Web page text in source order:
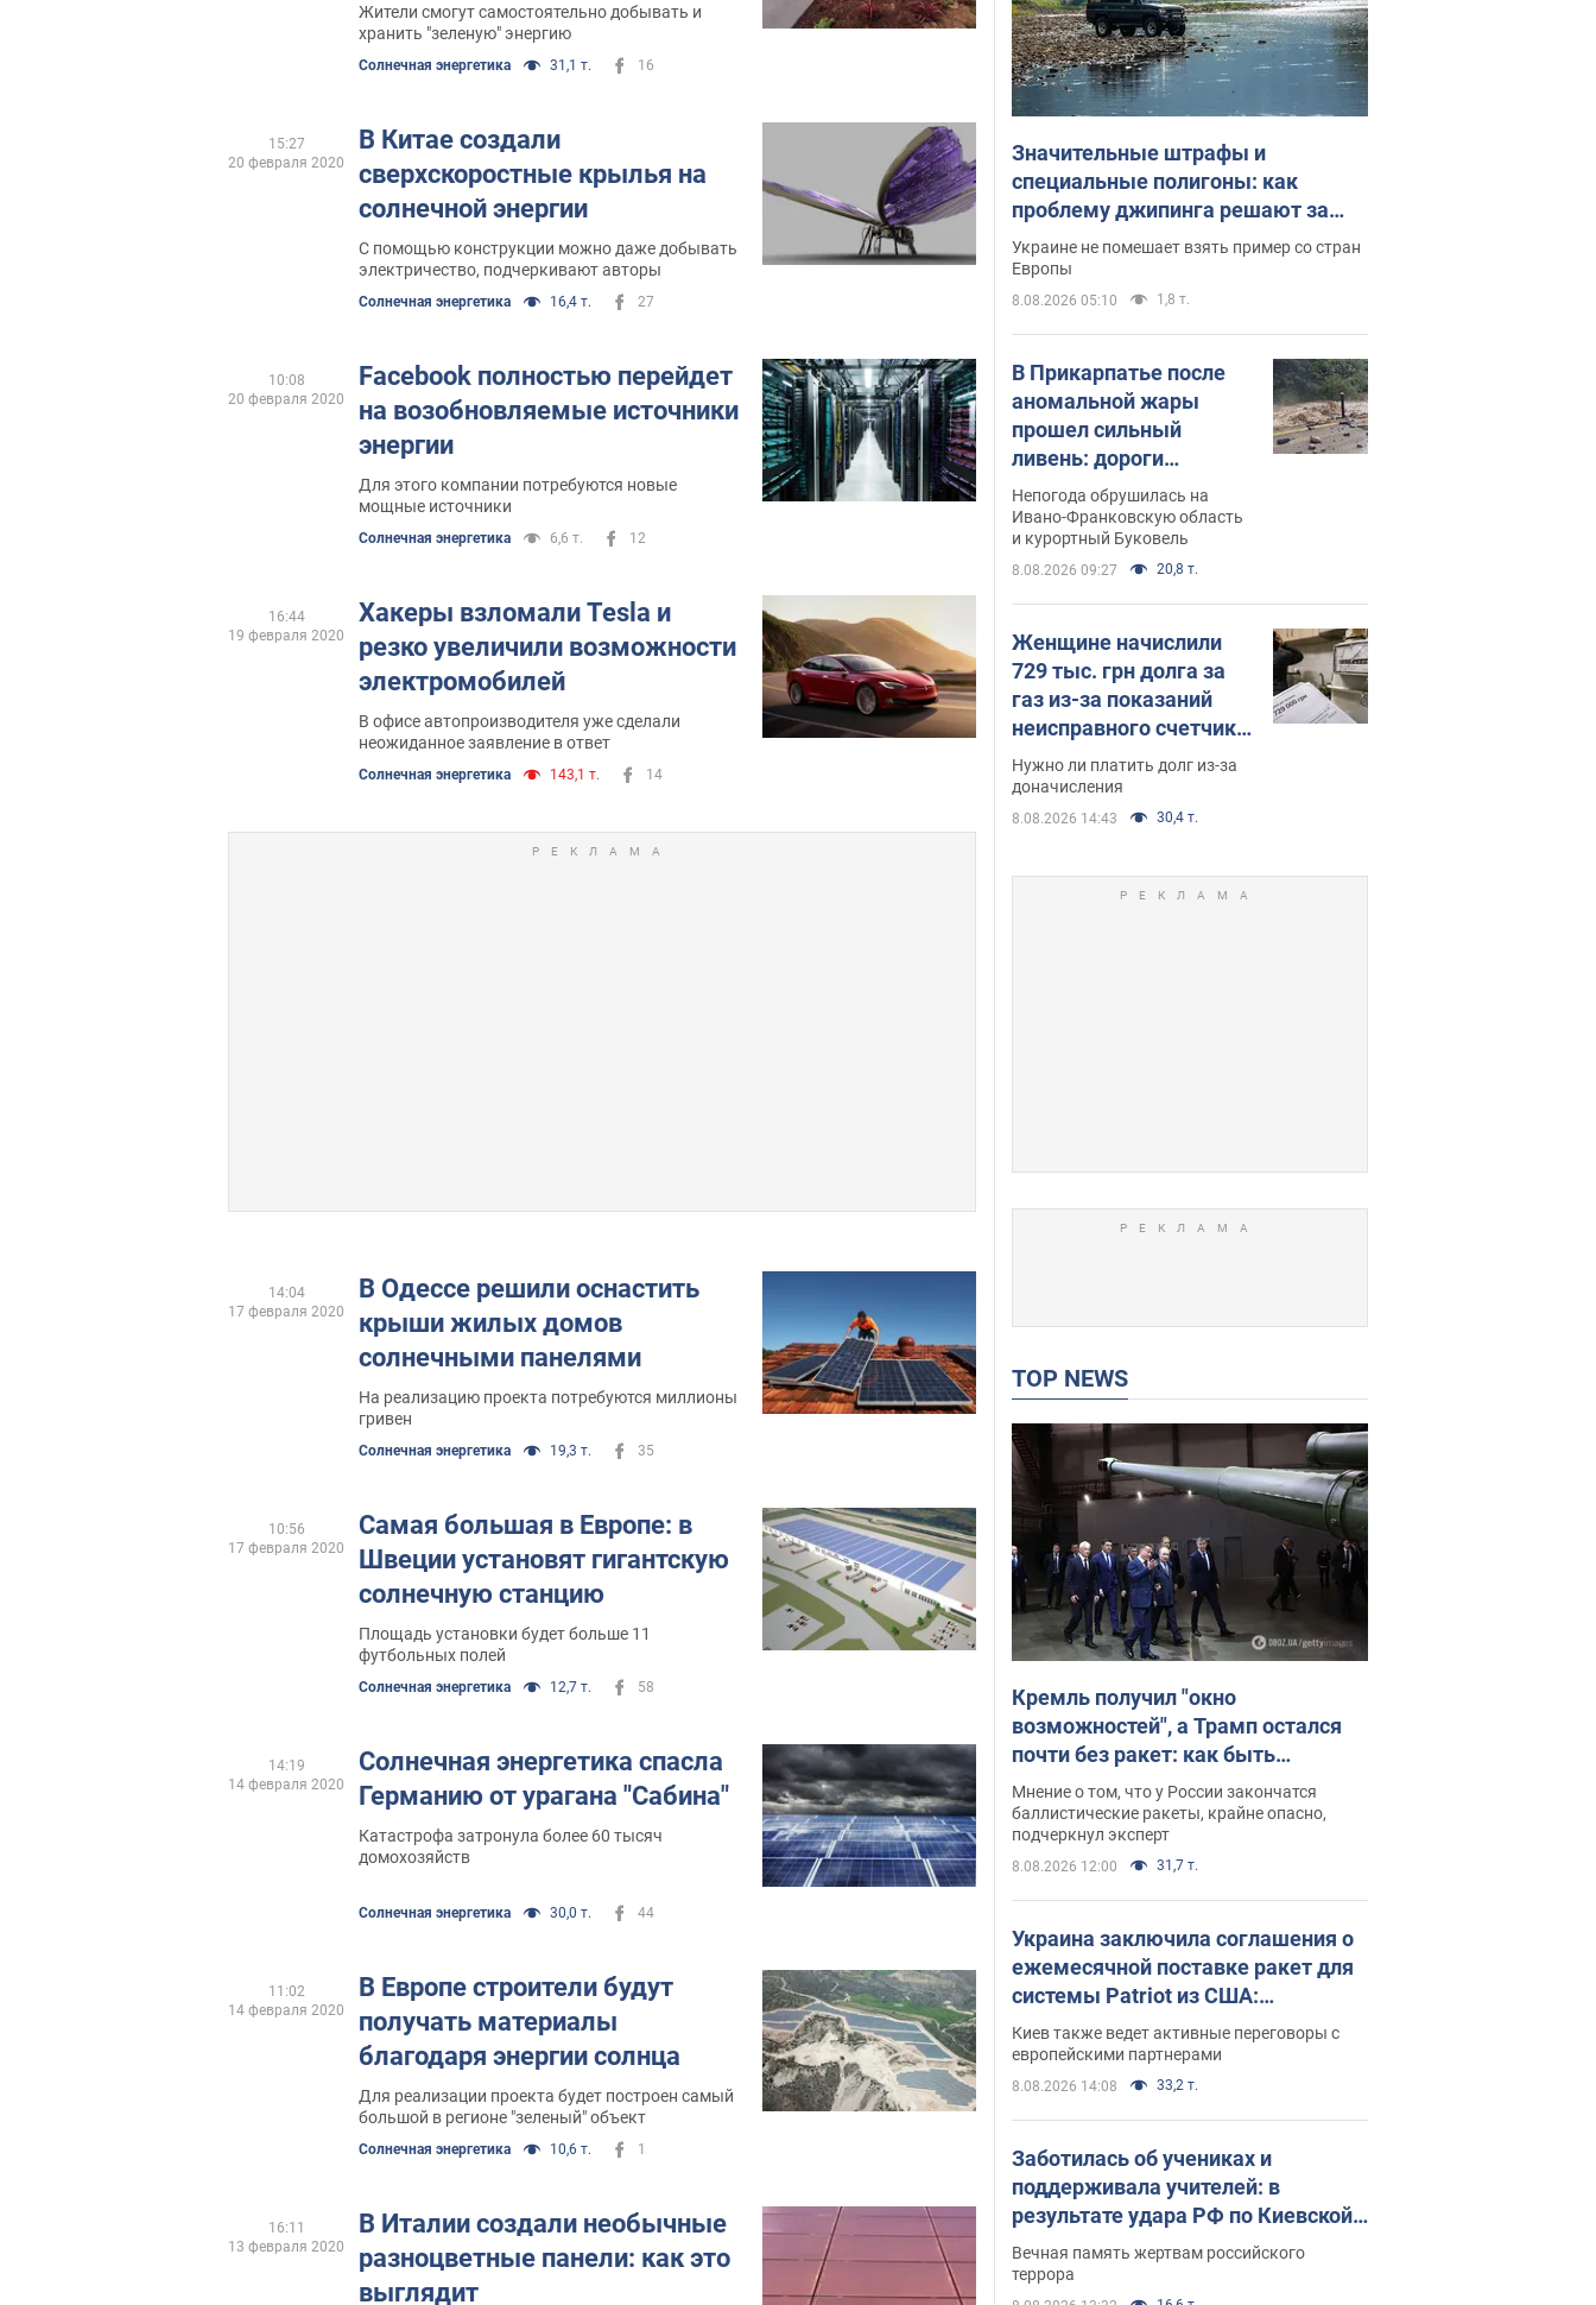
Жители смогут самостоятельно добывать и
хранить "зеленую" энергию
Солнечная энергетика 31,1 т. 16
В Китае создали
сверхскоростные крылья на
солнечной энергии
С помощью конструкции можно даже добывать
электричество, подчеркивают авторы
Солнечная энергетика 16,4 т. 27
15:27
20 февраля 2020
Facebook полностью перейдет
на возобновляемые источники
энергии
Для этого компании потребуются новые
мощные источники
Солнечная энергетика 6,6 т. 12
10:08
20 февраля 2020
Хакеры взломали Tesla и
резко увеличили возможности
электромобилей
В офисе автопроизводителя уже сделали
неожиданное заявление в ответ
Солнечная энергетика 143,1 т. 14
16:44
19 февраля 2020
В Одессе решили оснастить
крыши жилых домов
солнечными панелями
На реализацию проекта потребуются миллионы
гривен
Солнечная энергетика 19,3 т. 35
14:04
17 февраля 2020
Самая большая в Европе: в
Швеции установят гигантскую
солнечную станцию
Площадь установки будет больше 11
футбольных полей
Солнечная энергетика 12,7 т. 58
10:56
17 февраля 2020
Солнечная энергетика спасла
Германию от урагана "Сабина"
Катастрофа затронула более 60 тысяч
домохозяйств
Солнечная энергетика 30,0 т. 44
14:19
14 февраля 2020
В Европе строители будут
получать материалы
благодаря энергии солнца
Для реализации проекта будет построен самый
большой в регионе "зеленый" объект
Солнечная энергетика 10,6 т. 1
11:02
14 февраля 2020
В Италии создали необычные
разноцветные панели: как это
выглядит
16:11
13 февраля 2020
Значительные штрафы и
специальные полигоны: как
проблему джипинга решают за
границей
Украине не помешает взять пример со стран
Европы
8.08.2026 05:10 1,8 т.
В Прикарпатье после
аномальной жары
прошел сильный
ливень: дороги
превратились в реки.
Видео
Непогода обрушилась на
Ивано-Франковскую область
и курортный Буковель
8.08.2026 09:27 20,8 т.
Женщине начислили
729 тыс. грн долга за
газ из-за показаний
неисправного счетчика:
судья вынес
неожиданное решение
Нужно ли платить долг из-за
доначисления
8.08.2026 14:43 30,4 т.
TOP NEWS
Кремль получил "окно
возможностей", а Трамп остался
почти без ракет: как быть
Украине? Интервью с Мельником
Мнение о том, что у России закончатся
баллистические ракеты, крайне опасно,
подчеркнул эксперт
8.08.2026 12:00 31,7 т.
Украина заключила соглашения о
ежемесячной поставке ракет для
системы Patriot из США:
Зеленский раскрыл подробности
Киев также ведет активные переговоры с
европейскими партнерами
8.08.2026 14:08 33,2 т.
Заботилась об учениках и
поддерживала учителей: в
результате удара РФ по Киевской
области погибли директор
киевского лицея, её муж и внук
Вечная память жертвам российского
террора